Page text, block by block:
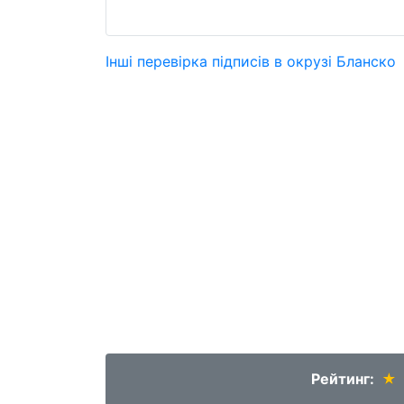
Інші перевірка підписів в окрузі Бланско
Рейтинг: ★
★